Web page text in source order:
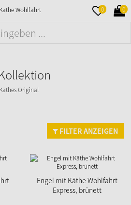
0 0
FILTER ANZEIGEN
Engel mit Käthe Wohlfahrt
Express, brünett